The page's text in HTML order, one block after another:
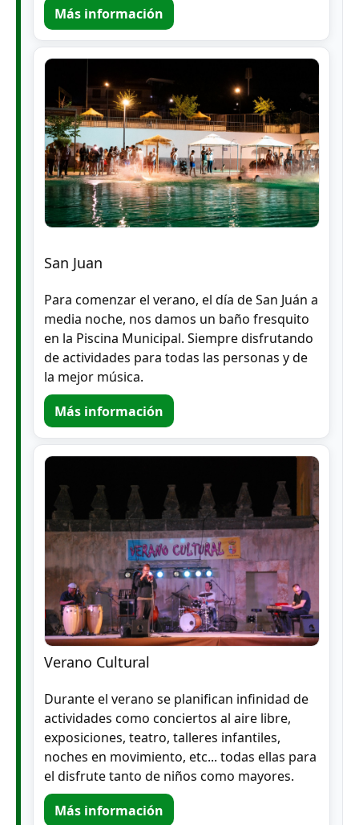
Más información
San Juan
Para comenzar el verano, el día de San Juán a
media noche, nos damos un baño fresquito
en la Piscina Municipal. Siempre disfrutando
de actividades para todas las personas y de
la mejor música.
Más información
Verano Cultural
Durante el verano se planifican infinidad de
actividades como conciertos al aire libre,
exposiciones, teatro, talleres infantiles,
noches en movimiento, etc... todas ellas para
el disfrute tanto de niños como mayores.
Más información